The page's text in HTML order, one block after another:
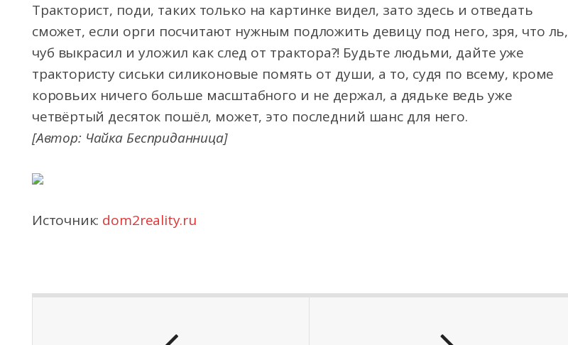
Тракторист, поди, таких только на картинке видел, зато здесь и отведать
сможет, если орги посчитают нужным подложить девицу под него, зря, что ль,
чуб выкрасил и уложил как след от трактора?! Будьте людьми, дайте уже
трактористу сиськи силиконовые помять от души, а то, судя по всему, кроме
коровьих ничего больше масштабного и не держал, а дядьке ведь уже
четвёртый десяток пошёл, может, это последний шанс для него.
[Автор: Чайка Бесприданница]
Источник: dom2reality.ru